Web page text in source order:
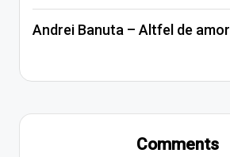
Andrei Banuta – Altfel de amor
Comments